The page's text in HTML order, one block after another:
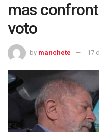
mas
voto
by manchete 17